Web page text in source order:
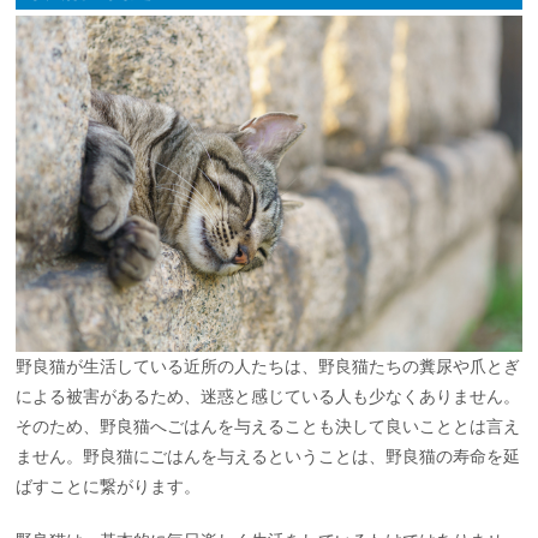
野良猫が生活している近所の人たちは、野良猫たちの糞尿や爪とぎ
による被害があるため、迷惑と感じている人も少なくありません。
そのため、野良猫へごはんを与えることも決して良いこととは言え
ません。野良猫にごはんを与えるということは、野良猫の寿命を延
ばすことに繋がります。